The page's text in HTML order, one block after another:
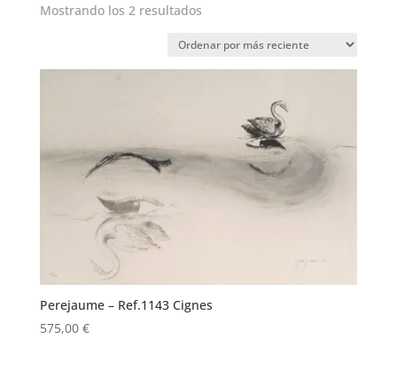
Mostrando los 2 resultadosOrdenado
los
últimos
Perejaume – Ref.1143 Cignes
575,00 €